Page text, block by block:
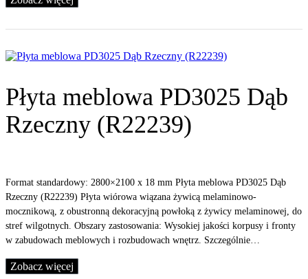
Płyta meblowa PD3025 Dąb
Rzeczny (R22239)
Format standardowy: 2800×2100 x 18 mm Płyta meblowa PD3025 Dąb
Rzeczny (R22239) Płyta wiórowa wiązana żywicą melaminowo-
mocznikową, z obustronną dekoracyjną powłoką z żywicy melaminowej, do
stref wilgotnych. Obszary zastosowania: Wysokiej jakości korpusy i fronty
w zabudowach meblowych i rozbudowach wnętrz. Szczególnie…
Zobacz więcej